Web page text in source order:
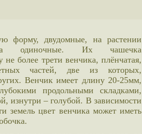
одиночные. Их чашечка
более трети венчика, плёнчатая,
частей, две из которых,
Венчик имеет длину 20-25мм,
продольными складками,
изнутри – голубой. В зависимости
земель цвет венчика может иметь